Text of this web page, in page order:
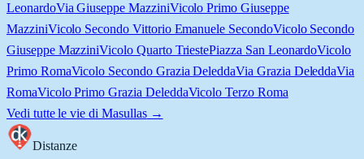
LeonardoVia Giuseppe MazziniVicolo Primo Giuseppe
MazziniVicolo Secondo Vittorio Emanuele SecondoVicolo Secondo
Giuseppe MazziniVicolo Quarto TriestePiazza San LeonardoVicolo
Primo RomaVicolo Secondo Grazia DeleddaVia Grazia DeleddaVia
RomaVicolo Primo Grazia DeleddaVicolo Terzo Roma
Vedi tutte le vie di Masullas→
Distanze